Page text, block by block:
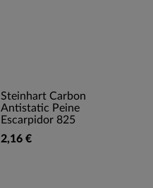
Steinhart Carbon
Antistatic Peine
Escarpidor 825
2,16 €